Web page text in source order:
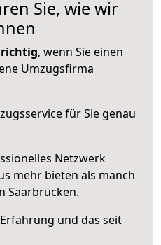
Sie, wie wir
richtig, wenn Sie einen
Umzugsfirma
für Sie genau
Netzwerk
mehr bieten als manch
Saarbrücken.
Erfahrung und das seit